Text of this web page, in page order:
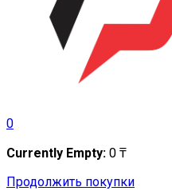
0
Currently Empty: 0 ₸
Продолжить покупки